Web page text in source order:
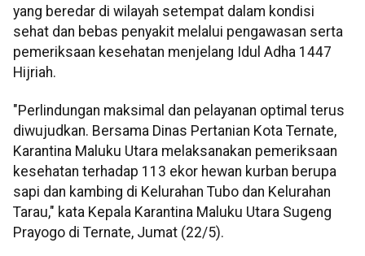
yang beredar di wilayah setempat dalam kondisi
sehat dan bebas penyakit melalui pengawasan serta
pemeriksaan kesehatan menjelang Idul Adha 1447
Hijriah.
"Perlindungan maksimal dan pelayanan optimal terus
diwujudkan. Bersama Dinas Pertanian Kota Ternate,
Karantina Maluku Utara melaksanakan pemeriksaan
kesehatan terhadap 113 ekor hewan kurban berupa
sapi dan kambing di Kelurahan Tubo dan Kelurahan
Tarau," kata Kepala Karantina Maluku Utara Sugeng
Prayogo di Ternate, Jumat (22/5).